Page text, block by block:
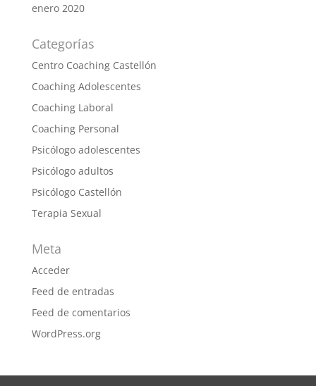
enero 2020
Categorías
Centro Coaching Castellón
Coaching Adolescentes
Coaching Laboral
Coaching Personal
Psicólogo adolescentes
Psicólogo adultos
Psicólogo Castellón
Terapia Sexual
Meta
Acceder
Feed de entradas
Feed de comentarios
WordPress.org